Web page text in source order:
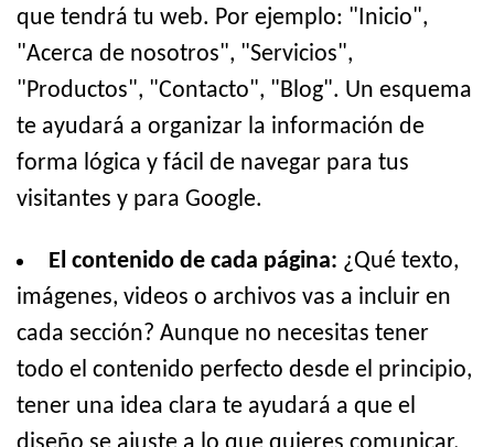
que tendrá tu web. Por ejemplo: "Inicio",
"Acerca de nosotros", "Servicios",
"Productos", "Contacto", "Blog". Un esquema
te ayudará a organizar la información de
forma lógica y fácil de navegar para tus
visitantes y para Google.
El contenido de cada página: ¿Qué texto,
imágenes, videos o archivos vas a incluir en
cada sección? Aunque no necesitas tener
todo el contenido perfecto desde el principio,
tener una idea clara te ayudará a que el